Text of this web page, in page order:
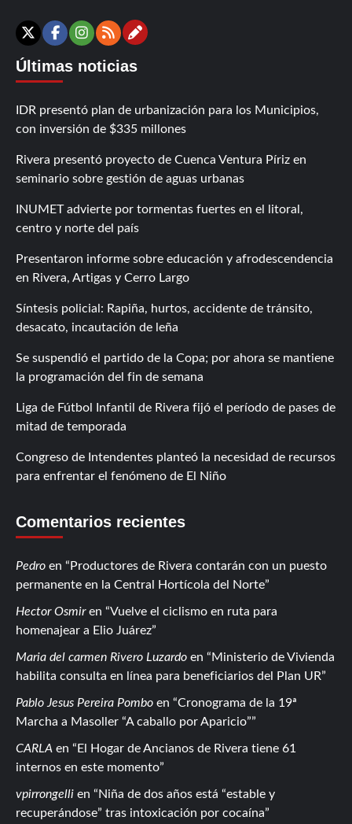
X Facebook
Instagram
RSSContáctanos
Últimas noticias
IDR presentó plan de urbanización para los Municipios,
con inversión de $335 millones
Rivera presentó proyecto de Cuenca Ventura Píriz en
seminario sobre gestión de aguas urbanas
INUMET advierte por tormentas fuertes en el litoral,
centro y norte del país
Presentaron informe sobre educación y afrodescendencia
en Rivera, Artigas y Cerro Largo
Síntesis policial: Rapiña, hurtos, accidente de tránsito,
desacato, incautación de leña
Se suspendió el partido de la Copa; por ahora se mantiene
la programación del fin de semana
Liga de Fútbol Infantil de Rivera fijó el período de pases de
mitad de temporada
Congreso de Intendentes planteó la necesidad de recursos
para enfrentar el fenómeno de El Niño
Comentarios recientes
Pedro en
Productores de Rivera contarán con un puesto
permanente en la Central Hortícola del Norte
Hector Osmiren
Vuelve el ciclismo en ruta para
homenajear a Elio Juárez
Maria del carmen Rivero Luzardo en
Ministerio de Vivienda
habilita consulta en línea para beneficiarios del Plan UR
Pablo Jesus Pereira Pombo en
Cronograma de la 19ª
Marcha a Masoller “A caballo por Aparicio”
CARLA en
El Hogar de Ancianos de Rivera tiene 61
internos en este momento
vpirrongelli en
Niña de dos años está “estable y
recuperándose” tras intoxicación por cocaína